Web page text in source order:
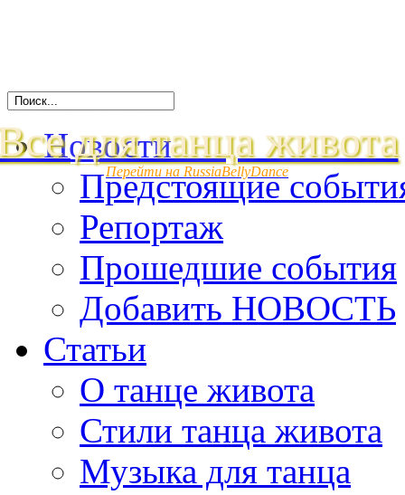
для танца живота
Перейти на RussiaBellyDance
Новости
Предстоящие
Репортаж
Прошедшие события
Добавить НОВОСТЬ
Статьи
О танце живота
Стили танца живота
Музыка для танца